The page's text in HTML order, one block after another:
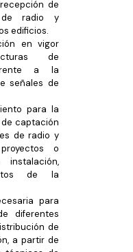
de
de radio y
edificios.
en vigor
de
a la
señales de
para la
captación
de radio y
o
de la
para
diferentes
de
a partir de